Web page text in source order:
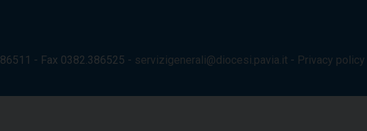
- Fax 0382.386525 - servizigenerali@diocesi.pavia.it- Privacy policy